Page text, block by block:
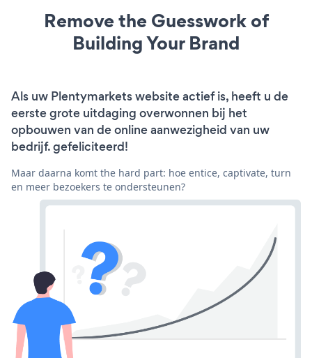
Remove the Guesswork of
Building Your Brand
Als uw Plentymarkets website actief is, heeft u de
eerste grote uitdaging overwonnen bij het
opbouwen van de online aanwezigheid van uw
bedrijf. gefeliciteerd!
Maar daarna komt the hard part: hoe entice, captivate, turn
en meer bezoekers te ondersteunen?